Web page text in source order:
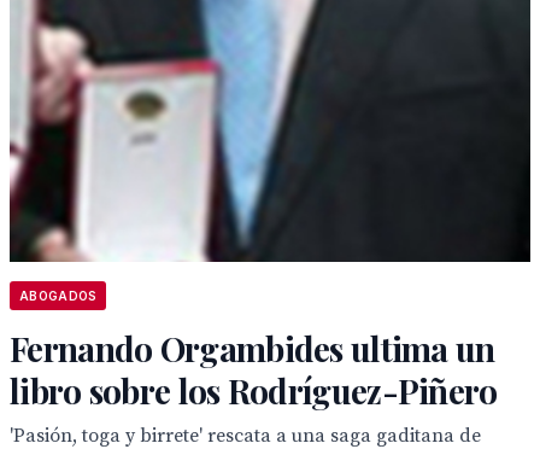
ABOGADOS
Fernando Orgambides ultima un
libro sobre los Rodríguez-Piñero
'Pasión, toga y birrete' rescata a una saga gaditana de